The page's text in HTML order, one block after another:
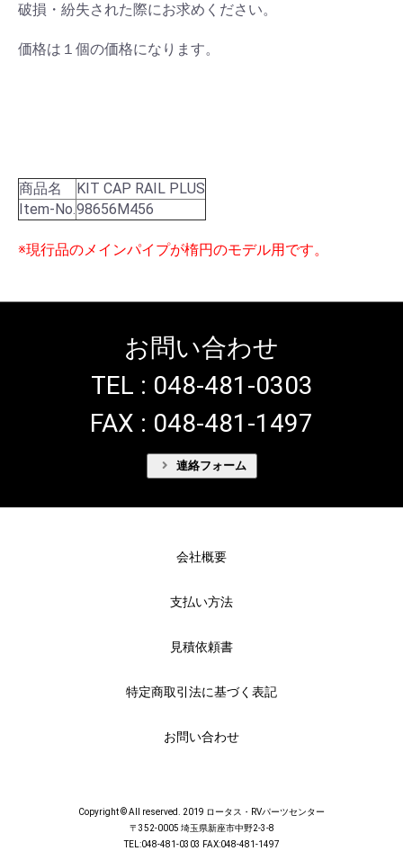
破損・紛失された際にお求めください。
価格は１個の価格になります。
商品名
KIT CAP RAIL PLUS
Item-No.98656M456
※現行品のメインパイプが楕円のモデル用です。
お問い合わせ
TEL : 048-481-0303
FAX : 048-481-1497
連絡フォーム
会社概要
支払い方法
見積依頼書
特定商取引法に基づく表記
お問い合わせ
Copyright © All reserved. 2019 ロータス・RVパーツセンター
〒352-0005 埼玉県新座市中野2-3-8
TEL:048-481-0303 FAX:048-481-1497